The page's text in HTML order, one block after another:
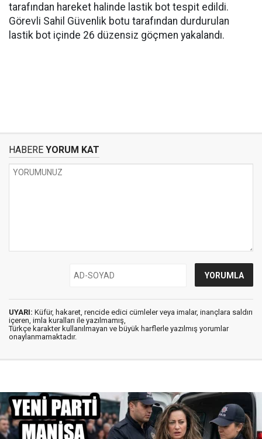
tarafından hareket halinde lastik bot tespit edildi.
Görevli Sahil Güvenlik botu tarafından durdurulan
lastik bot içinde 26 düzensiz göçmen yakalandı.
HABERE YORUM KAT
UYARI: Küfür, hakaret, rencide edici cümleler veya imalar, inançlara saldırı
içeren, imla kuralları ile yazılmamış,
Türkçe karakter kullanılmayan ve büyük harflerle yazılmış yorumlar
onaylanmamaktadır.